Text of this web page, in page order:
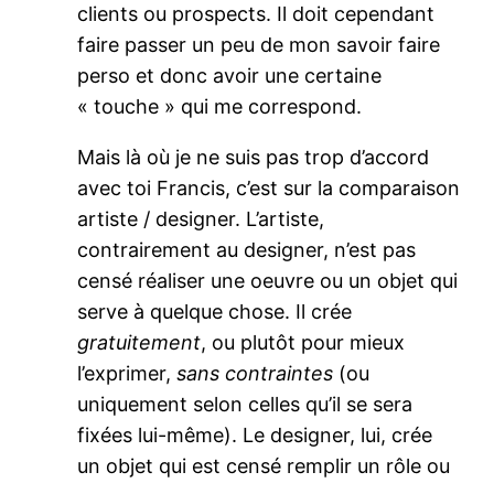
clients ou prospects. Il doit cependant
faire passer un peu de mon savoir faire
perso et donc avoir une certaine
« touche » qui me correspond.
Mais là où je ne suis pas trop d’accord
avec toi Francis, c’est sur la comparaison
artiste / designer. L’artiste,
contrairement au designer, n’est pas
censé réaliser une oeuvre ou un objet qui
serve à quelque chose. Il crée
gratuitement, ou plutôt pour mieux
l’exprimer,sans contraintes (ou
uniquement selon celles qu’il se sera
fixées lui-même). Le designer, lui, crée
un objet qui est censé remplir un rôle ou